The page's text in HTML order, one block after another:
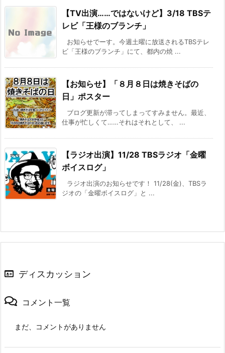
【TV出演……ではないけど】3/18 TBSテ
レビ「王様のブランチ」
お知らせでーす。今週土曜に放送されるTBSテレ
ビ「王様のブランチ」にて、都内の焼 ...
【お知らせ】「８月８日は焼きそばの
日」ポスター
ブログ更新が滞ってしまってすみません。最近、
仕事が忙しくて……それはそれとして、 ...
【ラジオ出演】11/28 TBSラジオ「金曜
ボイスログ」
ラジオ出演のお知らせです！ 11/28(金)、TBSラ
ジオの「金曜ボイスログ」と ...
ディスカッション
コメント一覧
まだ、コメントがありません